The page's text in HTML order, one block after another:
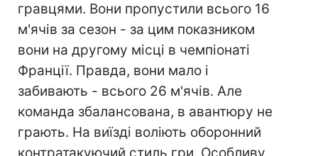
гравцями. Вони пропустили всього 16
м'ячів за сезон - за цим показником
вони на другому місці в чемпіонаті
Франції. Правда, вони мало і
забивають - всього 26 м'ячів. Але
команда збалансована, в авантюру не
грають. На виїзді воліють оборонний